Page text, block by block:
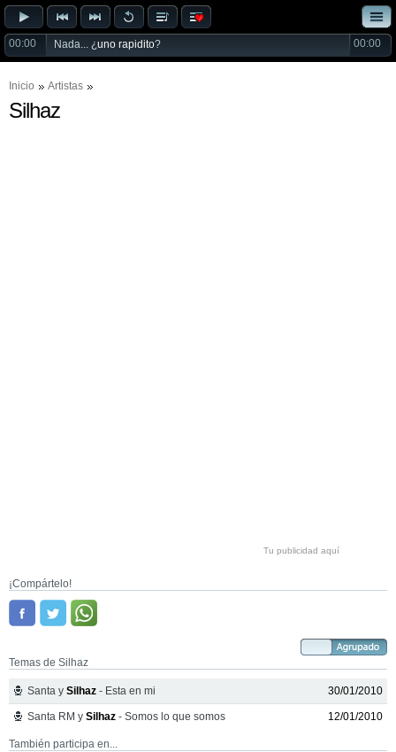
00:00 Nada... ¿uno rapidito? 00:00
Inicio Artistas
Silhaz
Tu publicidad aquí
¡Compártelo!
Temas de Silhaz
Santa y Silhaz - Esta en mi 30/01/2010
Santa RM y Silhaz - Somos lo que somos 12/01/2010
También participa en...